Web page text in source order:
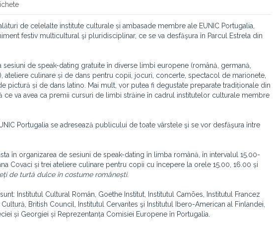
de celelalte institute culturale și ambasade membre ale EUNIC Portugalia,
festiv multicultural şi pluridisciplinar, ce se va desfăşura în Parcul Estrela din
de speak-dating gratuite în diverse limbi europene (română, germană,
ateliere culinare și de dans pentru copii, jocuri, concerte, spectacol de marionete,
pictură și de dans latino. Mai mult, vor putea fi degustate preparate tradiționale din
ce va avea ca premii cursuri de limbi străine în cadrul institutelor culturale membre
Portugalia se adresează publicului de toate vârstele şi se vor desfăşura între
în organizarea de sesiuni de speak-dating în limba română, în intervalul 15.00-
Covaci și trei ateliere culinare pentru copii cu începere la orele 15.00, 16.00 și
de turtă dulce în costume românești.
Institutul Cultural Român, Goethe Institut, Institutul Camões, Institutul Francez
British Council, Institutul Cervantes şi Institutul Ibero-American al Finlandei,
și Georgiei și Reprezentanța Comisiei Europene în Portugalia.